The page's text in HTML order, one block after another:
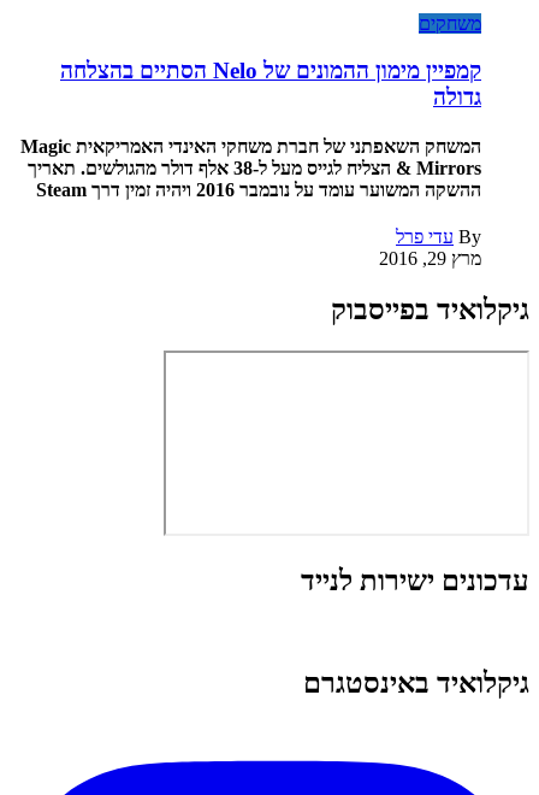
משחקים
קמפיין מימון ההמונים של Nelo הסתיים בהצלחה
גדולה
המשחק השאפתני של חברת משחקי האינדי האמריקאית Magic
& Mirrors הצליח לגייס מעל ל-38 אלף דולר מהגולשים. תאריך
ההשקה המשוער עומד על נובמבר 2016 ויהיה זמין דרך Steam
By עדי פרל
מרץ 29, 2016
גיקלואיד בפייסבוק
עדכונים ישירות לנייד
גיקלואיד באינסטגרם